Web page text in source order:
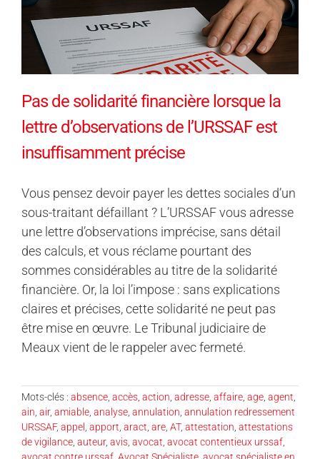
Pas de solidarité financière lorsque la
lettre d’observations de l’URSSAF est
insuffisamment précise
Vous pensez devoir payer les dettes sociales d’un
sous-traitant défaillant ? L’URSSAF vous adresse
une lettre d’observations imprécise, sans détail
des calculs, et vous réclame pourtant des
sommes considérables au titre de la solidarité
financière. Or, la loi l’impose : sans explications
claires et précises, cette solidarité ne peut pas
être mise en œuvre. Le Tribunal judiciaire de
Meaux vient de le rappeler avec fermeté.
Mots-clés : absence accès action adresse affaire age agent
ain air, amiable analyse annulation annulation redressement
URSSAF, appel apport aract are AT, attestation attestations
de vigilance auteur, avis avocat avocat contentieux urssaf